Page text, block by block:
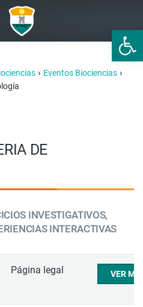
Abrir
› Eventos Biociencias ›
DE
INVESTIGATIVOS,
INTERACTIVAS
Página legal VER